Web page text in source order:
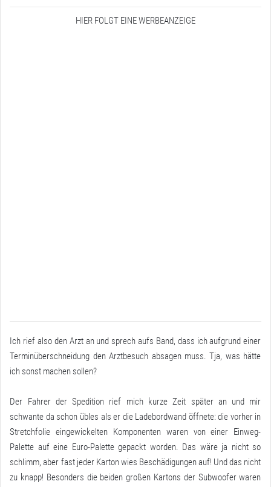
HIER FOLGT EINE WERBEANZEIGE
Ich rief also den Arzt an und sprech aufs Band, dass ich aufgrund einer
Terminüberschneidung den Arztbesuch absagen muss. Tja, was hätte
ich sonst machen sollen?
Der Fahrer der Spedition rief mich kurze Zeit später an und mir
schwante da schon übles als er die Ladebordwand öffnete: die vorher in
Stretchfolie eingewickelten Komponenten waren von einer Einweg-
Palette auf eine Euro-Palette gepackt worden. Das wäre ja nicht so
schlimm, aber fast jeder Karton wies Beschädigungen auf! Und das nicht
zu knapp! Besonders die beiden großen Kartons der Subwoofer waren